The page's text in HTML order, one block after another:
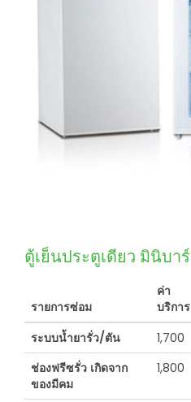
ตู้เย็นประตูเดียว มินิบาร์
รายการซ่อม
ค่า
บริการ
ระบบน้ำยารั่ว/ตัน
1,700
ช่องฟรีซรั่ว เกิดจาก
ของมีคม
1,800